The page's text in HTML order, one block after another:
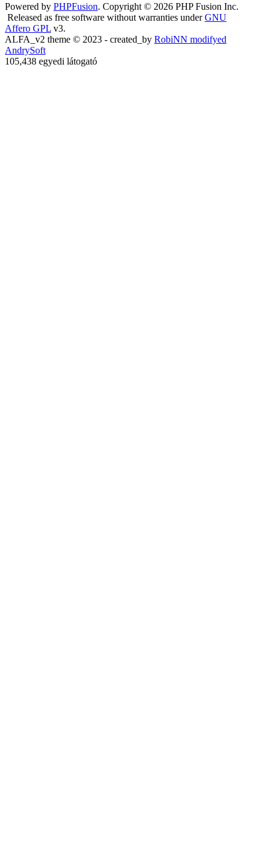
Powered by PHPFusion. Copyright © 2026 PHP Fusion Inc.
Released as free software without warranties underGNU
Affero GPL v3.
ALFA_v2 theme © 2023 - created_by RobiNN modifyed
AndrySoft
105,438 egyedi látogató